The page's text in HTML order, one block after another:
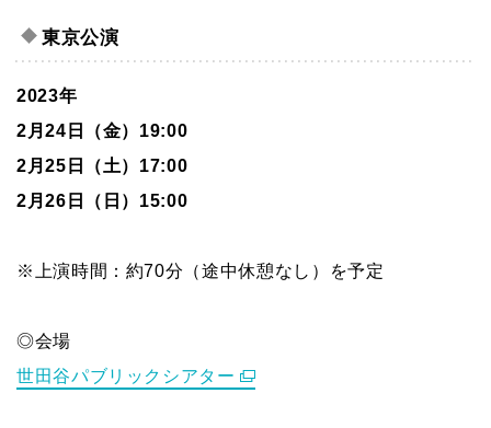
東京公演
2023年
2月24日（金）19:00
2月25日（土）17:00
2月26日（日）15:00
※上演時間：約70分（途中休憩なし）を予定
◎会場
世田谷パブリックシアター